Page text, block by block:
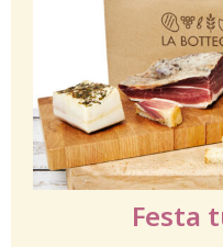
Festa